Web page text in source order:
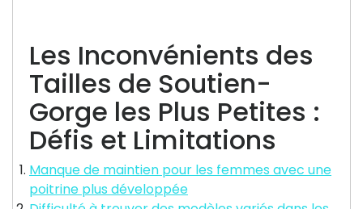
Les Inconvénients des
Tailles de Soutien-
Gorge les Plus Petites :
Défis et Limitations
Manque de maintien pour les femmes avec une
poitrine plus développée